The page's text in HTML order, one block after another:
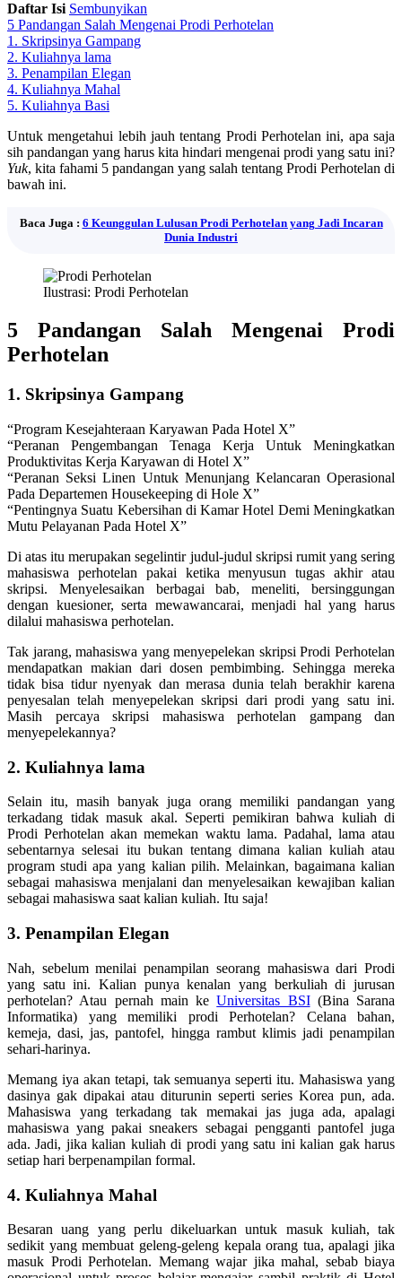
Daftar Isi Sembunyikan
5 Pandangan Salah Mengenai Prodi Perhotelan
1. Skripsinya Gampang
2. Kuliahnya lama
3. Penampilan Elegan
4. Kuliahnya Mahal
5. Kuliahnya Basi
Untuk mengetahui lebih jauh tentang Prodi Perhotelan ini, apa saja
sih pandangan yang harus kita hindari mengenai prodi yang satu ini?
Yuk, kita fahami 5 pandangan yang salah tentang Prodi Perhotelan di
bawah ini.
Baca Juga : 6 Keunggulan Lulusan Prodi Perhotelan yang Jadi Incaran
Dunia Industri
Ilustrasi: Prodi Perhotelan
5 Pandangan Salah Mengenai Prodi
Perhotelan
1. Skripsinya Gampang
“Program Kesejahteraan Karyawan Pada Hotel X”
“Peranan Pengembangan Tenaga Kerja Untuk Meningkatkan
Produktivitas Kerja Karyawan di Hotel X”
“Peranan Seksi Linen Untuk Menunjang Kelancaran Operasional
Pada Departemen Housekeeping di Hole X”
“Pentingnya Suatu Kebersihan di Kamar Hotel Demi Meningkatkan
Mutu Pelayanan Pada Hotel X”
Di atas itu merupakan segelintir judul-judul skripsi rumit yang sering
mahasiswa perhotelan pakai ketika menyusun tugas akhir atau
skripsi. Menyelesaikan berbagai bab, meneliti, bersinggungan
dengan kuesioner, serta mewawancarai, menjadi hal yang harus
dilalui mahasiswa perhotelan.
Tak jarang, mahasiswa yang menyepelekan skripsi Prodi Perhotelan
mendapatkan makian dari dosen pembimbing. Sehingga mereka
tidak bisa tidur nyenyak dan merasa dunia telah berakhir karena
penyesalan telah menyepelekan skripsi dari prodi yang satu ini.
Masih percaya skripsi mahasiswa perhotelan gampang dan
menyepelekannya?
2. Kuliahnya lama
Selain itu, masih banyak juga orang memiliki pandangan yang
terkadang tidak masuk akal. Seperti pemikiran bahwa kuliah di
Prodi Perhotelan akan memekan waktu lama. Padahal, lama atau
sebentarnya selesai itu bukan tentang dimana kalian kuliah atau
program studi apa yang kalian pilih. Melainkan, bagaimana kalian
sebagai mahasiswa menjalani dan menyelesaikan kewajiban kalian
sebagai mahasiswa saat kalian kuliah. Itu saja!
3. Penampilan Elegan
Nah, sebelum menilai penampilan seorang mahasiswa dari Prodi
yang satu ini. Kalian punya kenalan yang berkuliah di jurusan
perhotelan? Atau pernah main keUniversitas BSI(Bina Sarana
Informatika) yang memiliki prodi Perhotelan? Celana bahan,
kemeja, dasi, jas, pantofel, hingga rambut klimis jadi penampilan
sehari-harinya.
Memang iya akan tetapi, tak semuanya seperti itu. Mahasiswa yang
dasinya gak dipakai atau diturunin seperti series Korea pun, ada.
Mahasiswa yang terkadang tak memakai jas juga ada, apalagi
mahasiswa yang pakai sneakers sebagai pengganti pantofel juga
ada. Jadi, jika kalian kuliah di prodi yang satu ini kalian gak harus
setiap hari berpenampilan formal.
4. Kuliahnya Mahal
Besaran uang yang perlu dikeluarkan untuk masuk kuliah, tak
sedikit yang membuat geleng-geleng kepala orang tua, apalagi jika
masuk Prodi Perhotelan. Memang wajar jika mahal, sebab biaya